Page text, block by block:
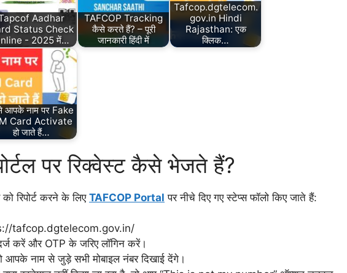
Aadhar
Status Check
- 2025 में…
TAFCOP Tracking
कैसे करते हैं? – पूरी
जानकारी हिंदी में
Tafcop.dgtelecom.
gov.in Hindi
Rajasthan: एक
क्लिक…
आपके नाम पर Fake
Card Activate
हो जाते हैं…
पर रिक्वेस्ट कैसे भेजते हैं?
रिपोर्ट करने के लिएTAFCOP Portal पर नीचे दिए गए स्टेप्स फॉलो किए जाते हैं:
tafcop.dgtelecom.gov.in/
करें और OTP के जरिए लॉगिन करें।
आपके नाम से जुड़े सभी मोबाइल नंबर दिखाई देंगे।